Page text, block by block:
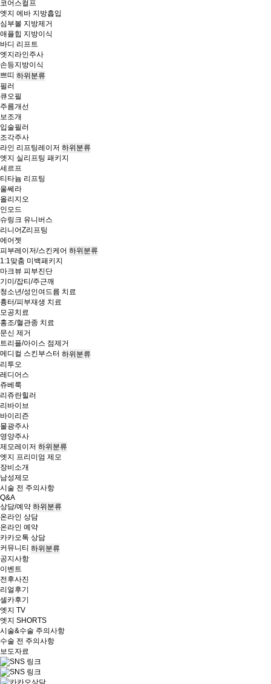
코어스컬프
엣지 에바 지방흡입
심부볼 지방제거
애플힙 지방이식
바디 리프트
엣지라인주사
손등지방이식
쁘띠 하위분류
필러
큐오필
주름개선
보조개
입술필러
조각주사
라인 리프팅레이저 하위분류
엣지 실리프팅 패키지
세르프
티타늄 리프팅
울쎄라
올리지오
인모드
슈링크 유니버스
리니어Z리프팅
에어젯
피부레이저/스킨케어 하위분류
1:1맞춤 미백패키지
마크뷰 피부진단
기미/잡티/주근깨
청소년/성인여드름 치료
흉터/피부재생 치료
모공치료
홍조/혈관종 치료
문신 제거
트리플/아이스 점제거
메디컬 스킨부스터 하위분류
리투오
레디어스
쥬베룩
리쥬란힐러
리바이브
바이리즌
물광주사
영양주사
제모레이저 하위분류
엣지 프리미엄 제모
장비소개
남성제모
시술 전 주의사항
Q&A
상담/예약 하위분류
온라인 상담
온라인 예약
카카오톡 상담
커뮤니티 하위분류
공지사항
이벤트
전후사진
리얼후기
셀카후기
엣지 TV
엣지 SHORTS
시술&수술 주의사항
수술 전 주의사항
보도자료